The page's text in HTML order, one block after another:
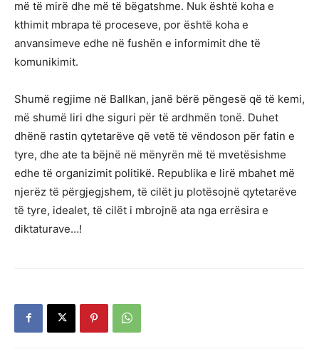
më të mirë dhe më të bëgatshme. Nuk është koha e
kthimit mbrapa të proceseve, por është koha e
anvansimeve edhe në fushën e informimit dhe të
komunikimit.
Shumë regjime në Ballkan, janë bërë pëngesë që të kemi,
më shumë liri dhe siguri për të ardhmën tonë. Duhet
dhënë rastin qytetarëve që vetë të vëndoson për fatin e
tyre, dhe ate ta bëjnë në mënyrën më të mvetësishme
edhe të organizimit politikë. Republika e lirë mbahet më
njerëz të përgjegjshem, të cilët ju plotësojnë qytetarëve
të tyre, idealet, të cilët i mbrojnë ata nga errësira e
diktaturave…!